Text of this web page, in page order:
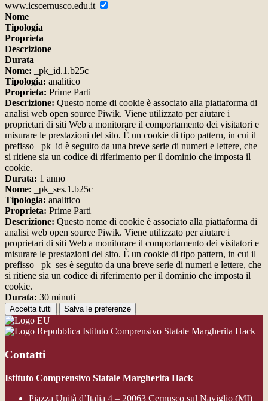
www.icscernusco.edu.it
Nome
Tipologia
Proprieta
Descrizione
Durata
Nome: _pk_id.1.b25c
Tipologia: analitico
Proprieta: Prime Parti
Descrizione: Questo nome di cookie è associato alla piattaforma di
analisi web open source Piwik. Viene utilizzato per aiutare i
proprietari di siti Web a monitorare il comportamento dei visitatori e
misurare le prestazioni del sito. È un cookie di tipo pattern, in cui il
prefisso _pk_id è seguito da una breve serie di numeri e lettere, che
si ritiene sia un codice di riferimento per il dominio che imposta il
cookie.
Durata: 1 anno
Nome: _pk_ses.1.b25c
Tipologia: analitico
Proprieta: Prime Parti
Descrizione: Questo nome di cookie è associato alla piattaforma di
analisi web open source Piwik. Viene utilizzato per aiutare i
proprietari di siti Web a monitorare il comportamento dei visitatori e
misurare le prestazioni del sito. È un cookie di tipo pattern, in cui il
prefisso _pk_ses è seguito da una breve serie di numeri e lettere, che
si ritiene sia un codice di riferimento per il dominio che imposta il
cookie.
Durata: 30 minuti
Accetta tutti Salva le preferenze
Istituto Comprensivo Statale Margherita Hack
Contatti
Istituto Comprensivo Statale Margherita Hack
Piazza Unità d’Italia 4 – 20063 Cernusco sul Naviglio (MI)